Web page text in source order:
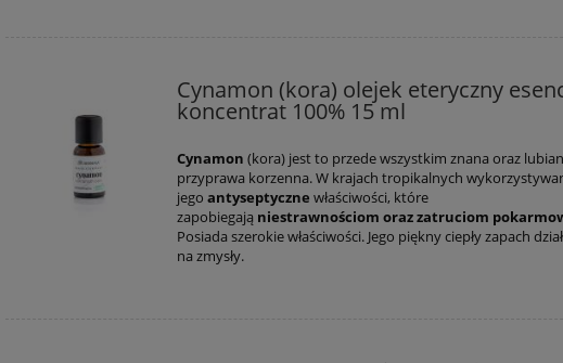
na noc + maska w płacie GRATIS
278,00 zł
Cena regularna: 306,00 zł
Najniższa cena: 302,50 zł
przeciwzmarszczkowych
Cena regularna:84,00 zł
Najniższa cena:84,00 zł
do koszyka
Cynamon (kora) olejek eteryczny
koncentrat 100% 15 ml
Cynamon (kora) jest to przede wszystkim znana oraz
przyprawa korzenna. W krajach tropikalnych
jegoantyseptyczne właściwości, które
zapobiegają niestrawnościom oraz zatruciom
Posiada szerokie właściwości. Jego piękny ciepły zapach
na zmysły.